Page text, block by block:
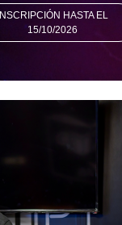
INSCRIPCIÓN HASTA EL
15/10/2026